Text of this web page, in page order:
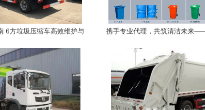
6方垃圾压缩车高效维护与
携手专业代理，共筑清洁未来